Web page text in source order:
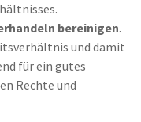
bereinigen.
und damit
für ein gutes
Rechte und